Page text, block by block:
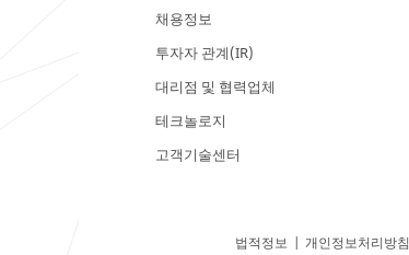
채용정보
투자자 관계(IR)
대리점 및 협력업체
테크놀로지
고객기술센터
법적정보 | 개인정보처리방침